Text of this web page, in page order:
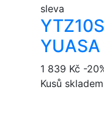
sleva
YTZ10S
1 839 Kč -
Kusů